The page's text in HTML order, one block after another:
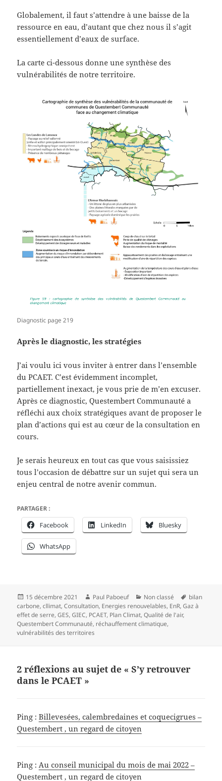
Globalement, il faut s’attendre à une baisse de la
ressource en eau, d’autant que chez nous il s’agit
essentiellement d’eaux de surface.
La carte ci-dessous donne une synthèse des
vulnérabilités de notre territoire.
Diagnostic page 219
Après le diagnostic, les stratégies
J’ai voulu ici vous inviter à entrer dans l’ensemble
du PCAET. C’est évidemment incomplet,
partiellement inexact, je vous prie de m’en excuser.
Après ce diagnostic, Questembert Communauté a
réfléchi aux choix stratégiques avant de proposer le
plan d’actions qui est au cœur de la consultation en
cours.
Je serais heureux en tout cas que vous saisissiez
tous l’occasion de débattre sur un sujet qui sera un
enjeu central de notre avenir commun.
PARTAGER :
Facebook LinkedIn Bluesky
WhatsApp
Publié
le
15 décembre 2021 Auteur
Paul Paboeuf Catégories
Non classé
Mots-
clés
bilan
carbone,cllimat,Consultation, Energies renouvelables, EnR,Gaz à
effet de serre,GES,GIEC, PCAET, Plan Climat,Qualité de l'air,
Questembert Communauté, réchauffement climatique,
vulnérabilités des territoires
2 réflexions au sujet de « S’y retrouver
dans le PCAET »
Ping :Billevesées, calembredaines et coquecigrues –
Questembert , un regard de citoyen
Ping : Au conseil municipal du mois de mai 2022 –
Questembert , un regard de citoyen